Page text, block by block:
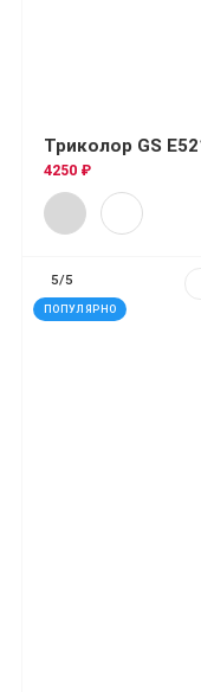
Триколор GS
4250 ₽
5/5
ПОПУЛЯРНО